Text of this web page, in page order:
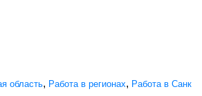
область, Работа в регионах, Работа в Санк